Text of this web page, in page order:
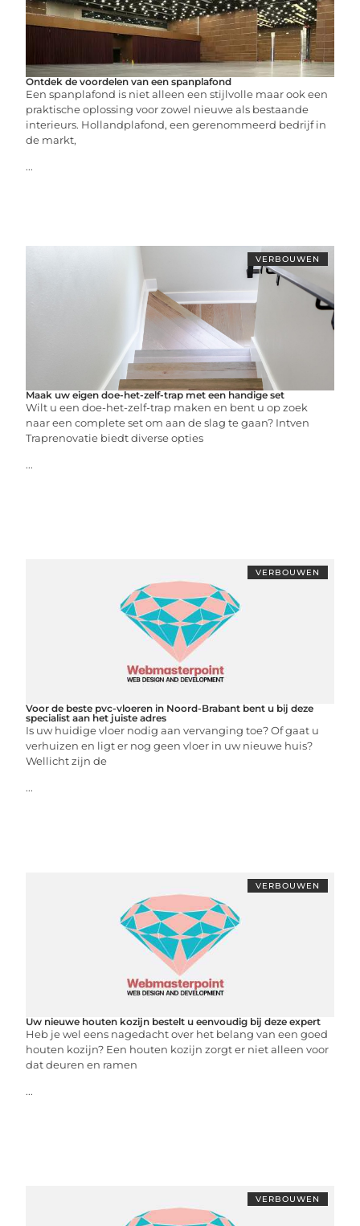
Ontdek de voordelen van een spanplafond
Een spanplafond is niet alleen een stijlvolle maar ook een
praktische oplossing voor zowel nieuwe als bestaande
interieurs. Hollandplafond, een gerenommeerd bedrijf in
de markt,
...
VERBOUWEN
Maak uw eigen doe-het-zelf-trap met een handige set
Wilt u een doe-het-zelf-trap maken en bent u op zoek
naar een complete set om aan de slag te gaan? Intven
Traprenovatie biedt diverse opties
...
VERBOUWEN
Voor de beste pvc-vloeren in Noord-Brabant bent u bij deze
specialist aan het juiste adres
Is uw huidige vloer nodig aan vervanging toe? Of gaat u
verhuizen en ligt er nog geen vloer in uw nieuwe huis?
Wellicht zijn de
...
VERBOUWEN
Uw nieuwe houten kozijn bestelt u eenvoudig bij deze expert
Heb je wel eens nagedacht over het belang van een goed
houten kozijn? Een houten kozijn zorgt er niet alleen voor
dat deuren en ramen
...
VERBOUWEN